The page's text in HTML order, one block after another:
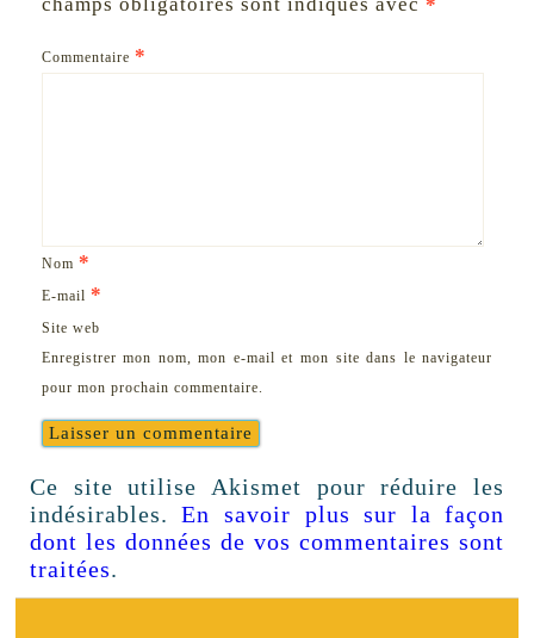
champs obligatoires sont indiqués avec *
Commentaire *
Nom *
E-mail *
Site web
Enregistrer mon nom, mon e-mail et mon site dans le navigateur
pour mon prochain commentaire.
Ce site utilise Akismet pour réduire les
indésirables.En savoir plus sur la façon
dont les données de vos commentaires sont
traitées.